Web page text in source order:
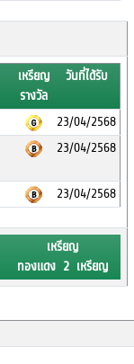
เหรียญ
รางวัล
วันที่ได้รับ
23/04/2568
23/04/2568
23/04/2568
เหรียญ
ทองแดง 2 เหรียญ